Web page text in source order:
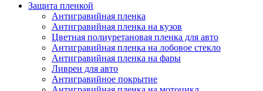
Защита пленкой
Антигравийная пленка
Антигравийная пленка на кузов
Цветная полиуретановая пленка для авто
Антигравийная пленка на лобовое стекло
Антигравийная пленка на фары
Ливреи для авто
Антигравийное покрытие